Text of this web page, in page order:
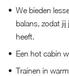
We bieden
balans, zodat
heeft.
Een hot cabin
Trainen in